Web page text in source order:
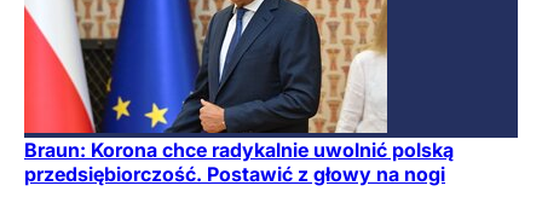
Braun: Korona chce radykalnie uwolnić polską
przedsiębiorczość. Postawić z głowy na nogi